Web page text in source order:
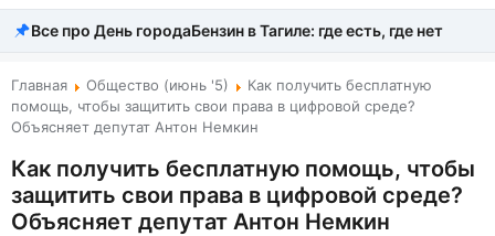
Все новости
Происшествия
Город
Власть
Жизнь
Все про День городаБензин в Тагиле: где есть, где нет
Главная Общество (июнь '5)
Как получить бесплатную
помощь, чтобы защитить свои права в цифровой среде?
Объясняет депутат Антон Немкин
Как получить бесплатную помощь, чтобы
защитить свои права в цифровой среде?
Объясняет депутат Антон Немкин